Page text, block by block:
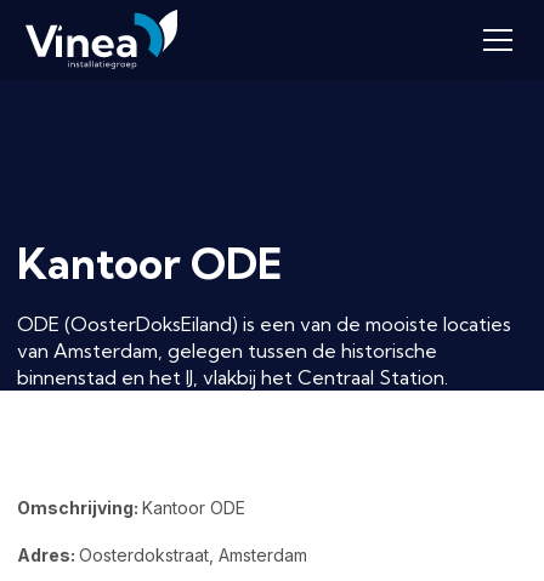
Kantoor ODE
ODE (OosterDoksEiland) is een van de mooiste locaties
van Amsterdam, gelegen tussen de historische
binnenstad en het IJ, vlakbij het Centraal Station.
Omschrijving: Kantoor ODE
Adres: Oosterdokstraat, Amsterdam